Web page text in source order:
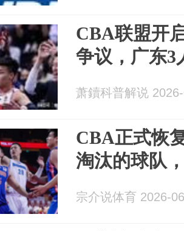
CBA联盟开
争议，广东3
萧鑟科普解说
CBA正式恢
淘汰的球队
宗介说体育 2026-